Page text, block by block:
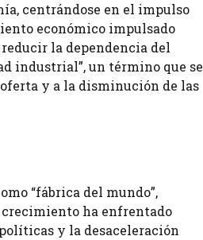
centrándose en el impulso
económico impulsado
la dependencia del
industrial”, un término que se
y a la disminución de las
“fábrica del mundo”,
crecimiento ha enfrentado
y la desaceleración